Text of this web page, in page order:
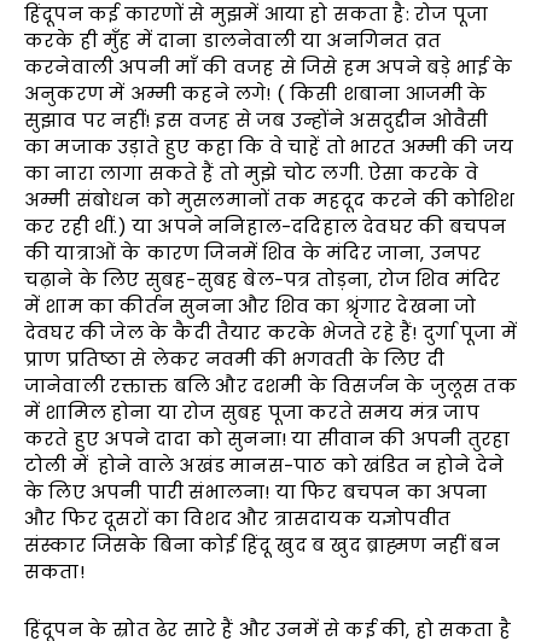
हिंदूपन कई कारणों से मुझमें आया हो सकता है: रोज पूजा
करके ही मुँह में दाना डालनेवाली या अनगिनत व्रत
करनेवाली अपनी माँ की वजह से जिसे हम अपने बड़े भाई के
अनुकरण में अम्मी कहने लगे! ( किसी शबाना आजमी के
सुझाव पर नहीं! इस वजह से जब उन्होंने असदुद्दीन ओवैसी
का मजाक उड़ाते हुए कहा कि वे चाहें तो भारत अम्मी की जय
का नारा लागा सकते हैं तो मुझे चोट लगी. ऐसा करके वे
अम्मी संबोधन को मुसलमानों तक महदूद करने की कोशिश
कर रही थीं.) या अपने ननिहाल-ददिहाल देवघर की बचपन
की यात्राओं के कारण जिनमें शिव के मंदिर जाना, उनपर
चढ़ाने के लिए सुबह-सुबह बेल-पत्र तोड़ना, रोज शिव मंदिर
में शाम का कीर्तन सुनना और शिव का श्रृंगार देखना जो
देवघर की जेल के कैदी तैयार करके भेजते रहे हैं! दुर्गा पूजा में
प्राण प्रतिष्ठा से लेकर नवमी की भगवती के लिए दी
जानेवाली रक्ताक्त बलि और दशमी के विसर्जन के जुलूस तक
में शामिल होना या रोज सुबह पूजा करते समय मंत्र जाप
करते हुए अपने दादा को सुनना! या सीवान की अपनी तुरहा
टोली में होने वाले अखंड मानस-पाठ को खंडित न होने देने
के लिए अपनी पारी संभालना! या फिर बचपन का अपना
और फिर दूसरों का विशद और त्रासदायक यज्ञोपवीत
संस्कार जिसके बिना कोई हिंदू खुद ब खुद ब्राह्मण नहीं बन
सकता!
हिंदूपन के स्रोत ढेर सारे हैं और उनमें से कई की, हो सकता है